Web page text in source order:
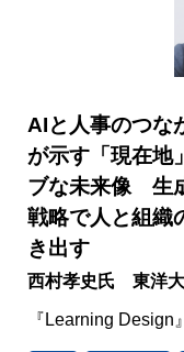
AIと人事のつ
が示す「現在地
ブな未来像 生
戦略で人と組織
き出す
西村孝史氏 東洋
『Learning Design